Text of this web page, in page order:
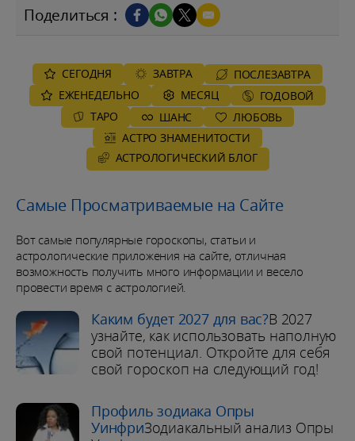
Поделиться :
СЕГОДНЯ ЗАВТРА
ПОСЛЕЗАВТРА
ЕЖЕНЕДЕЛЬНО
MЕСЯЦ
ГОДОВОЙ
ТАРО
ШАНС
ЛЮБОВЬ
АСТРО ЗНАМЕНИТОСТИ
AСТРОЛОГИЧЕСКИЙ БЛОГ
Самые Просматриваемые на Сайте
Вот самые популярные гороскопы, статьи и
астрологические приложения на сайте, отличная
возможность получить много информации и весело
провести время с астрологией.
Каким будет 2027 для вас?В 2027
узнайте, как использовать наполную
свой потенциал. Откройте для себя
свой гороскоп на следующий год!
Профиль зодиака Опры
УинфриЗодиакальный анализ Опры